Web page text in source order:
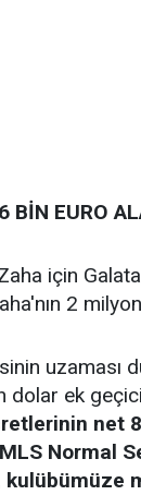
BİN EURO
için
2
uzaması
ek geçici
net
Normal
kulübümüze